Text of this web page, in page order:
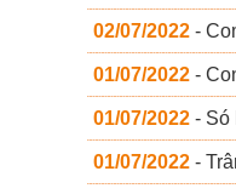
02/07/2022 -
01/07/2022 -
01/07/2022 - Só
01/07/2022 -